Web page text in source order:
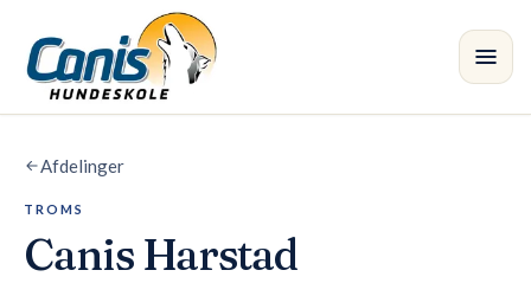
Spring til hovedindholdet
Kursus
Afdelinger
Afdelinger
TROMS
Canis Harstad